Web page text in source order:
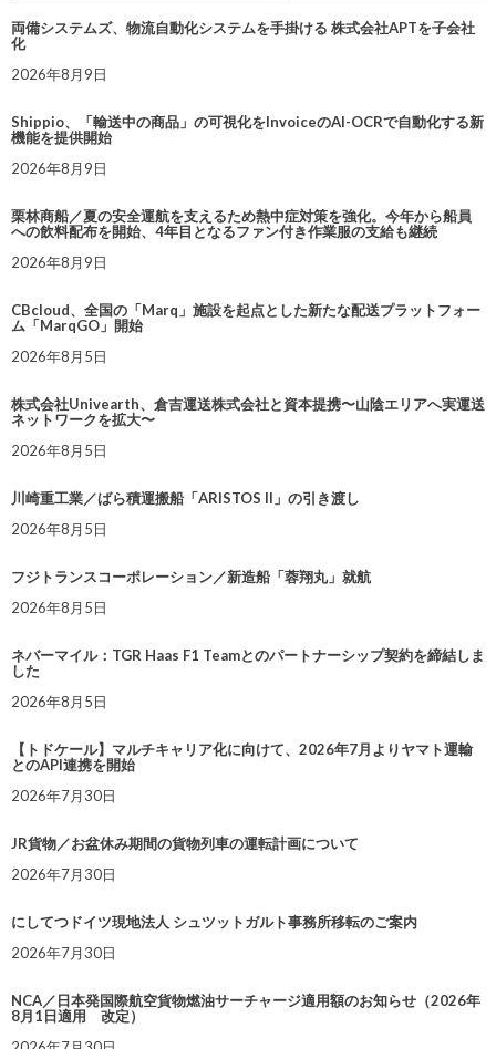
両備システムズ、物流自動化システムを手掛ける 株式会社APTを子会社
化
2026年8月9日
Shippio、「輸送中の商品」の可視化をInvoiceのAI-OCRで自動化する新
機能を提供開始
2026年8月9日
栗林商船／夏の安全運航を支えるため熱中症対策を強化。今年から船員
への飲料配布を開始、4年目となるファン付き作業服の支給も継続
2026年8月9日
CBcloud、全国の「Marq」施設を起点とした新たな配送プラットフォー
ム「MarqGO」開始
2026年8月5日
株式会社Univearth、倉吉運送株式会社と資本提携〜山陰エリアへ実運送
ネットワークを拡大〜
2026年8月5日
川崎重工業／ばら積運搬船「ARISTOS II」の引き渡し
2026年8月5日
フジトランスコーポレーション／新造船「蓉翔丸」就航
2026年8月5日
ネバーマイル：TGR Haas F1 Teamとのパートナーシップ契約を締結しま
した
2026年8月5日
【トドケール】マルチキャリア化に向けて、2026年7月よりヤマト運輸
とのAPI連携を開始
2026年7月30日
JR貨物／お盆休み期間の貨物列車の運転計画について
2026年7月30日
にしてつドイツ現地法人 シュツットガルト事務所移転のご案内
2026年7月30日
NCA／日本発国際航空貨物燃油サーチャージ適用額のお知らせ（2026年
8月1日適用 改定）